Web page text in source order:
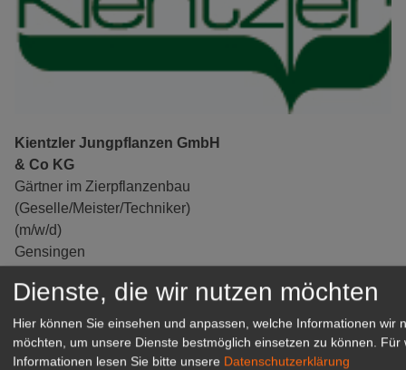
Kientzler Jungpflanzen GmbH
& Co KG
Gärtner im Zierpflanzenbau
(Geselle/Meister/Techniker)
(m/w/d)
Gensingen
zur Stellenanzeige
Dienste, die wir nutzen möchten
Hier können Sie einsehen und anpassen, welche Informationen wir
möchten, um unsere Dienste bestmöglich einsetzen zu können.
Für
Informationen lesen Sie bitte unsere Datenschutzerklärung